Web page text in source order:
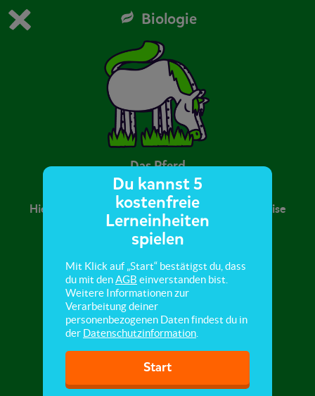
Du spielst die kostenfreie Testversion von scoyo.
Jetzt bestellen
1
Biologie
Das Pferd
Hier lernst du alles über die Herkunft, Lebensweise
und Fortpflanzung von Pferden.
Du kannst 5
kostenfreie
Lerneinheiten
spielen
Mit Klick auf „Start“ bestätigst du, dass
du mit denAGB einverstanden bist.
Weitere Informationen zur
Verarbeitung deiner
personenbezogenen Daten findest du in
der Datenschutzinformation
Start